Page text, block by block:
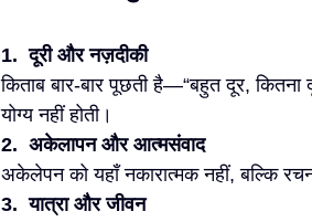
1. दूरी और नज़दीकी
किताब बार-बार पूछती है—“बहुत दूर, कितना
योग्य नहीं होती।
2. अकेलापन और आत्मसंवाद
अकेलेपन को यहाँ नकारात्मक नहीं, बल्कि
3. यात्रा और जीवन